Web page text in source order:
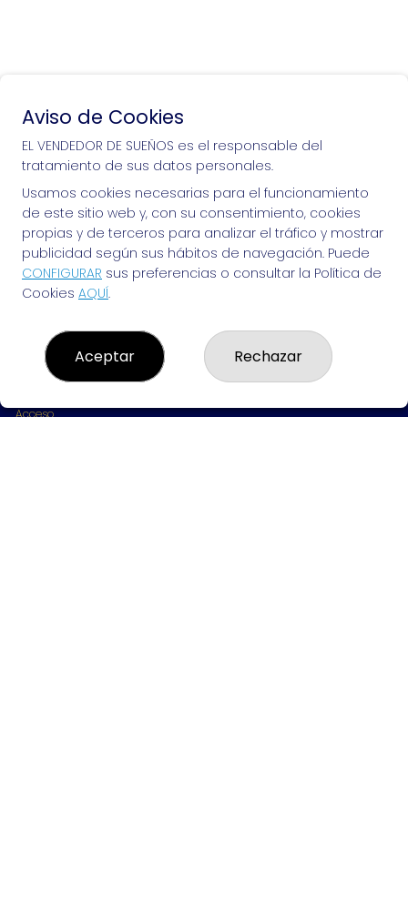
Si puedes soñarlo, puedes hacerlo, ¡mucha
suerte!
EL VENDEDOR DE SUEÑOS
¿Quiénes somos?
Resultados
Contacto
Empresas
Acceso
Aviso de Cookies
EL VENDEDOR DE SUEÑOS es el responsable del
tratamiento de sus datos personales.
Usamos cookies necesarias para el funcionamiento
de este sitio web y, con su consentimiento, cookies
propias y de terceros para analizar el tráfico y mostrar
publicidad según sus hábitos de navegación. Puede
CONFIGURAR sus preferencias o consultar la Política de
Cookies AQUÍ.
Aceptar Rechazar